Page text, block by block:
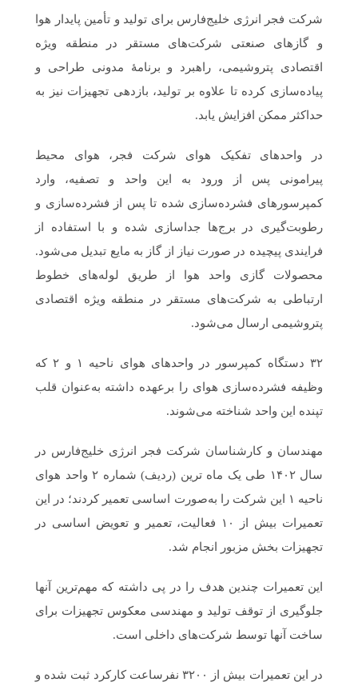
شرکت فجر انرژی خلیج‌فارس برای تولید و تأمین پایدار هوا
و گازهای صنعتی شرکت‌های مستقر در منطقه ویژه
اقتصادی پتروشیمی، راهبرد و برنامهٔ مدونی طراحی و
پیاده‌سازی کرده تا علاوه بر تولید، بازدهی تجهیزات نیز به
حداکثر ممکن افزایش یابد.
در واحدهای تفکیک هوای شرکت فجر، هوای محیط
پیرامونی پس از ورود به این واحد و تصفیه، وارد
کمپرسورهای فشرده‌سازی شده تا پس از فشرده‌سازی و
رطوبت‌گیری در برج‌ها جداسازی شده و با استفاده از
فرایندی پیچیده در صورت نیاز از گاز به مایع تبدیل می‌شود.
محصولات گازی واحد هوا از طریق لوله‌های خطوط
ارتباطی به شرکت‌های مستقر در منطقه ویژه اقتصادی
پتروشیمی ارسال می‌شود.
۳۲ دستگاه کمپرسور در واحدهای هوای ناحیه ۱ و ۲ که
وظیفه فشرده‌سازی هوای را برعهده داشته به‌عنوان قلب
تپنده این واحد شناخته می‌شوند.
مهندسان و کارشناسان شرکت فجر انرژی خلیج‌فارس در
سال ۱۴۰۲ طی یک ماه ترین (ردیف) شماره ۲ واحد هوای
ناحیه ۱ این شرکت را به‌صورت اساسی تعمیر کردند؛ در این
تعمیرات بیش از ۱۰ فعالیت، تعمیر و تعویض اساسی در
تجهیزات بخش مزبور انجام شد.
این تعمیرات چندین هدف را در پی داشته که مهم‌ترین آنها
جلوگیری از توقف تولید و مهندسی معکوس تجهیزات برای
ساخت آنها توسط شرکت‌های داخلی است.
در این تعمیرات بیش از ۳۲۰۰ نفرساعت کارکرد ثبت شده و